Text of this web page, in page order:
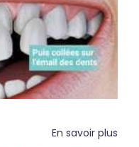
En savoir plus